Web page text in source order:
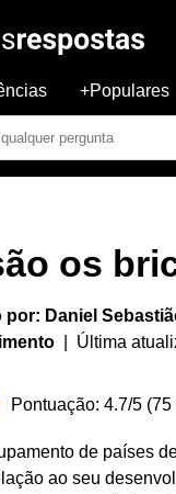
+Populares
os
por: Daniel
| Última
Pontuação: 4.7/5 (75
de países
ao seu